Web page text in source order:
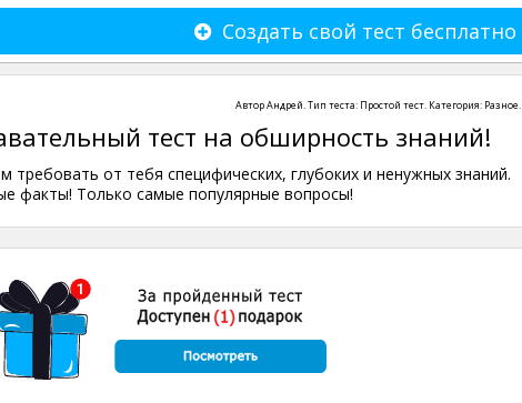
Создать свой тест бесплатно
АвторАндрей. Тип теста: Простой тест. Категория: Разное.
тест на обширность знаний!
требовать от тебя специфических, глубоких и ненужных знаний.
факты! Только самые популярные вопросы!